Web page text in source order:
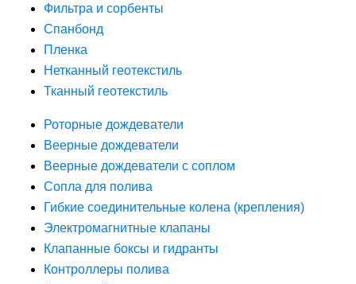
Фильтра и сорбенты
Спанбонд
Пленка
Нетканный геотекстиль
Тканный геотекстиль
Роторные дождеватели
Веерные дождеватели
Веерные дождеватели с соплом
Сопла для полива
Гибкие соединительные колена (крепления)
Электромагнитные клапаны
Клапанные боксы и гидранты
Контроллеры полива